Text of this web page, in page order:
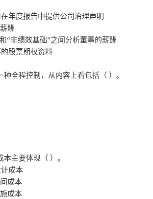
年度报告中提供公司治理声明
酬
“非绩效基础”之间分析董事的薪酬
股票期权资料
种全程控制，从内容上看包括（ ）。
主要体现（ ）。
成本
成本
成本